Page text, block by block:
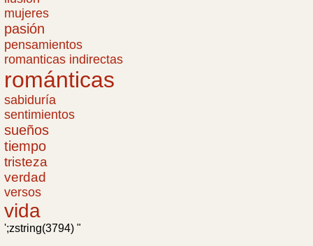
mujeres
pasión
pensamientos
romanticas indirectas
románticas
sabiduría
sentimientos
sueños
tiempo
tristeza
verdad
versos
vida
';zstring(3794) "